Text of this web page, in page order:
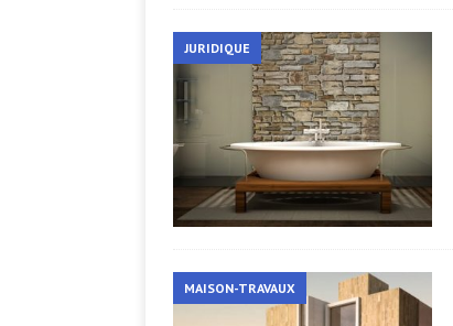
JURIDIQUE
MAISON-TRAVAUX